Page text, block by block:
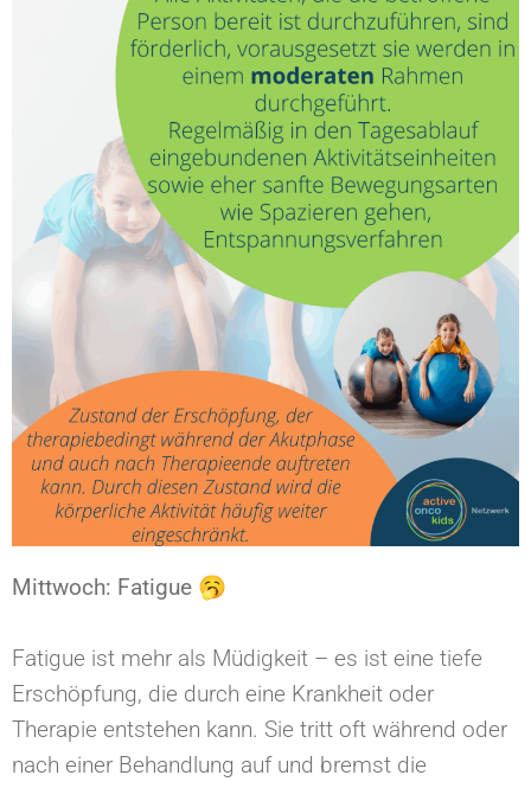
Mittwoch: Fatigue⁠ 🥱
Fatigue ist mehr als Müdigkeit – es ist eine tiefe
Erschöpfung, die durch eine Krankheit oder
Therapie entstehen kann. Sie tritt oft während oder
nach einer Behandlung auf und bremst die